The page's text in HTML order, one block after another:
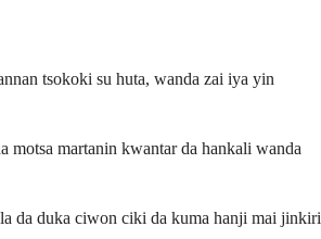
tsokoki su huta, wanda zai iya yin
martanin kwantar da hankali wanda
da duka ciwon ciki da kuma hanji mai jinkiri